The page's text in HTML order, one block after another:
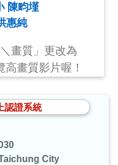
陳畇墐
惠純
畫質」更改為
高畫質影片喔！
認證系統
City